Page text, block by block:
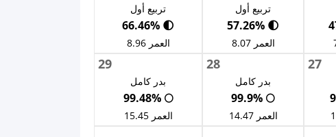
تربيع أول
🌓 57.26%
العمر 8.07
تربيع أول
🌓 66.46%
العمر 8.96
27
28
بدر كامل
🌕 99.9%
العمر 14.47
29
بدر كامل
🌕 99.48%
العمر 15.45